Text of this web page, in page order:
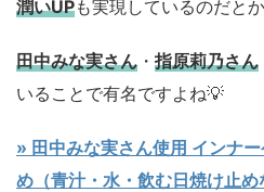
潤いUPも実現しているのだとか
田中みな実さん ・ 指原莉乃さん
いることで有名ですよね💡
» 田中みな実さん使用 インナ
め（青汁・水・飲む日焼け止め